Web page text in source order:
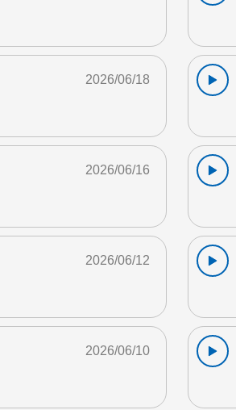
2026/06/18
2026/06/16
2026/06/12
2026/06/10